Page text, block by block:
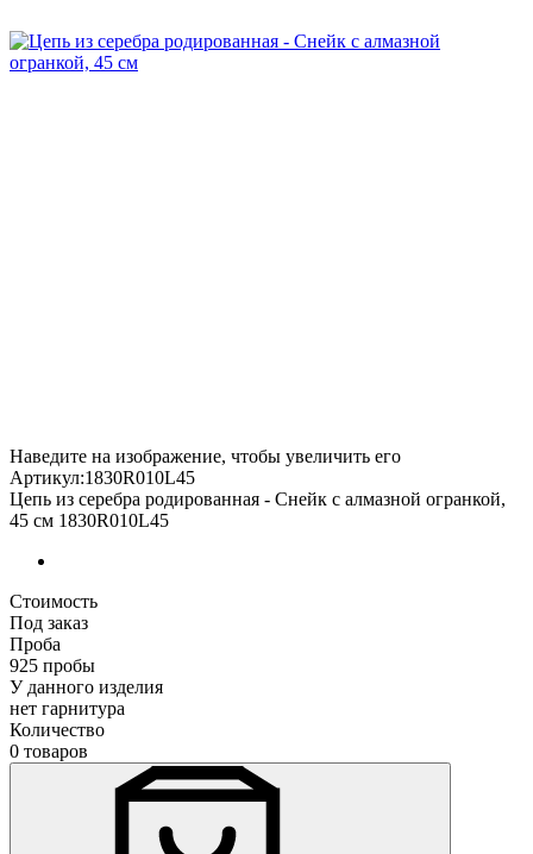
Наведите на изображение, чтобы увеличить его
Артикул:1830R010L45
Цепь из серебра родированная - Снейк с алмазной огранкой,
45 см 1830R010L45
Стоимость
Под заказ
Проба
925 пробы
У данного изделия
нет гарнитура
Количество
0 товаров